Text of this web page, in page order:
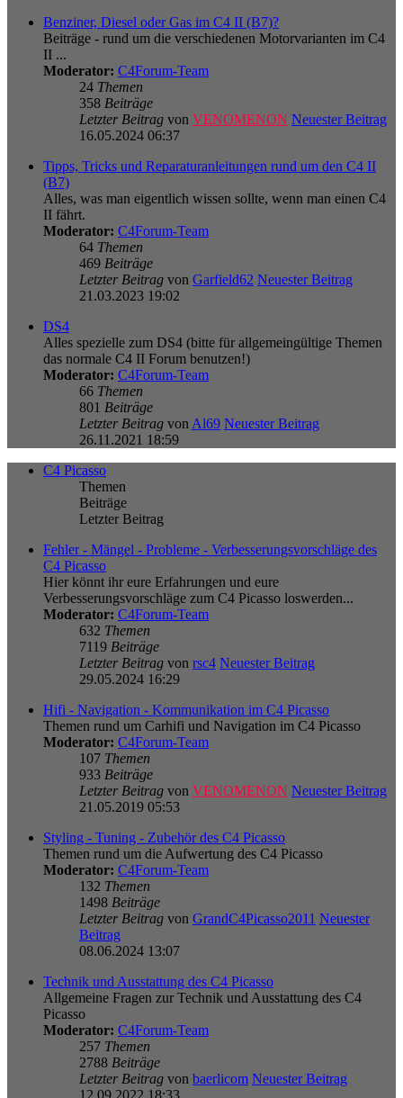
Benziner, Diesel oder Gas im C4 II (B7)?
Beiträge - rund um die verschiedenen Motorvarianten im C4
II ...
Moderator: C4Forum-Team
24 Themen
358 Beiträge
Letzter Beitrag von VENOMENON Neuester Beitrag
16.05.2024 06:37
Tipps, Tricks und Reparaturanleitungen rund um den C4 II
(B7)
Alles, was man eigentlich wissen sollte, wenn man einen C4
II fährt.
Moderator: C4Forum-Team
64 Themen
469 Beiträge
Letzter Beitrag von Garfield62 Neuester Beitrag
21.03.2023 19:02
DS4
Alles spezielle zum DS4 (bitte für allgemeingültige Themen
das normale C4 II Forum benutzen!)
Moderator: C4Forum-Team
66 Themen
801 Beiträge
Letzter Beitrag von Al69 Neuester Beitrag
26.11.2021 18:59
C4 Picasso
Themen
Beiträge
Letzter Beitrag
Fehler - Mängel - Probleme - Verbesserungsvorschläge des
C4 Picasso
Hier könnt ihr eure Erfahrungen und eure
Verbesserungsvorschläge zum C4 Picasso loswerden...
Moderator: C4Forum-Team
632 Themen
7119 Beiträge
Letzter Beitrag von rsc4 Neuester Beitrag
29.05.2024 16:29
Hifi - Navigation - Kommunikation im C4 Picasso
Themen rund um Carhifi und Navigation im C4 Picasso
Moderator: C4Forum-Team
107 Themen
933 Beiträge
Letzter Beitrag von VENOMENON Neuester Beitrag
21.05.2019 05:53
Styling - Tuning - Zubehör des C4 Picasso
Themen rund um die Aufwertung des C4 Picasso
Moderator: C4Forum-Team
132 Themen
1498 Beiträge
Letzter Beitrag von GrandC4Picasso2011 Neuester
Beitrag
08.06.2024 13:07
Technik und Ausstattung des C4 Picasso
Allgemeine Fragen zur Technik und Ausstattung des C4
Picasso
Moderator: C4Forum-Team
257 Themen
2788 Beiträge
Letzter Beitrag von baerlicom Neuester Beitrag
12.09.2022 18:33